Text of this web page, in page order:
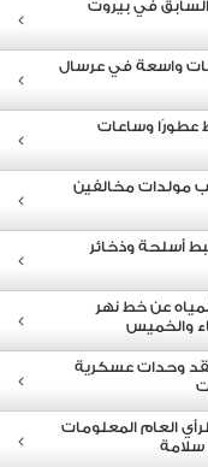
في بيروت
واسعة في عرسال
عطورًا وساعات
ويضبط أسلحة وذخائر
عن خط نهر
والخميس
وحدات عسكرية
العام المعلومات
سلامة